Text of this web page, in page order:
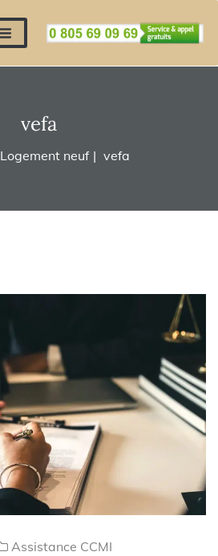
vefa
Logement neuf vefa
Assistance CCMI